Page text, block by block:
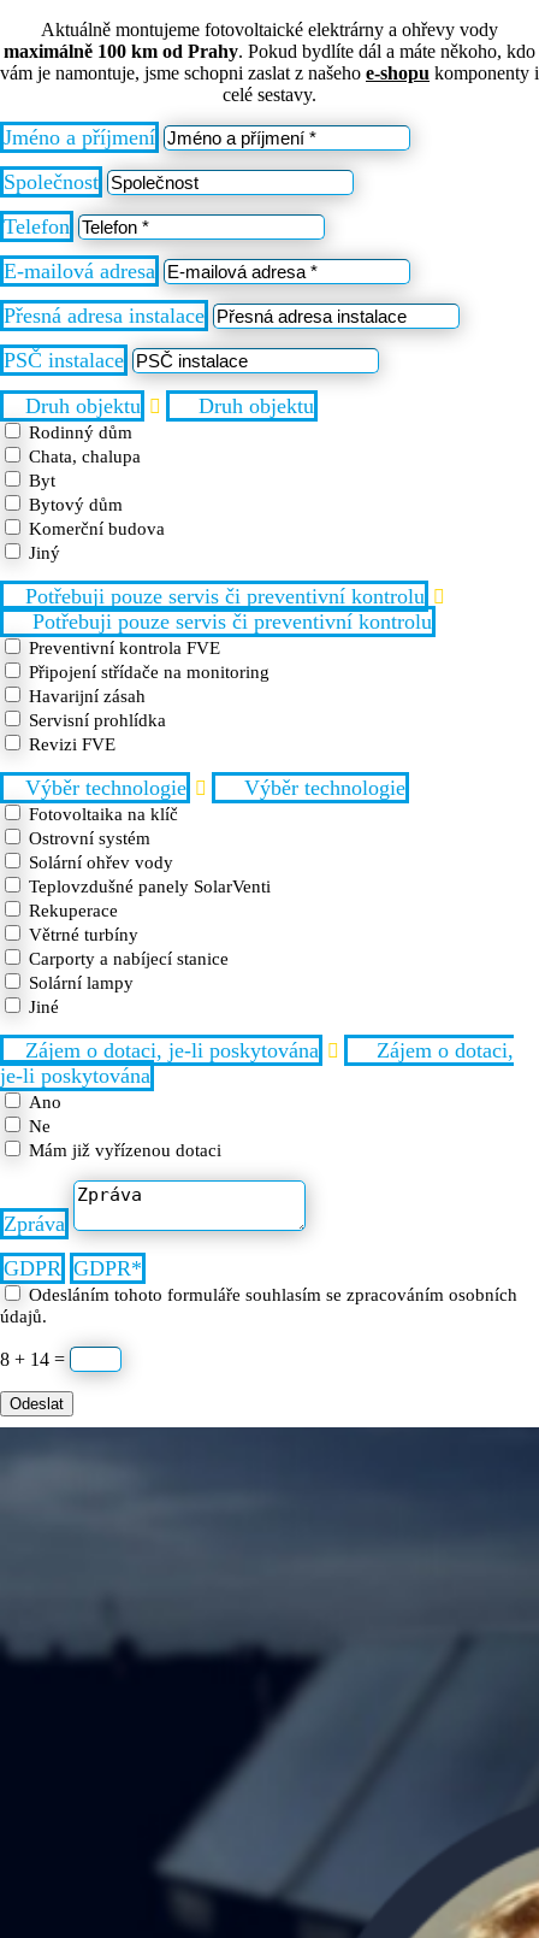
Aktuálně montujeme fotovoltaické elektrárny a ohřevy vody
maximálně 100 km od Prahy. Pokud bydlíte dál a máte někoho, kdo
vám je namontuje, jsme schopni zaslat z našeho e-shopu komponenty i
celé sestavy.
Jméno a příjmení
Společnost
Telefon
E-mailová adresa
Přesná adresa instalace
PSČ instalace
Druh objektu
Druh objektu
Rodinný dům
Chata, chalupa
Byt
Bytový dům
Komerční budova
Jiný
Potřebuji pouze servis či preventivní kontrolu
Potřebuji pouze servis či preventivní kontrolu
Preventivní kontrola FVE
Připojení střídače na monitoring
Havarijní zásah
Servisní prohlídka
Revizi FVE
Výběr technologie Výběr technologie
Fotovoltaika na klíč
Ostrovní systém
Solární ohřev vody
Teplovzdušné panely SolarVenti
Rekuperace
Větrné turbíny
Carporty a nabíjecí stanice
Solární lampy
Jiné
Zájem o dotaci, je-li poskytována
Zájem o dotaci,
je-li poskytována
Ano
Ne
Mám již vyřízenou dotaci
Zpráva
GDPR GDPR
Odesláním tohoto formuláře souhlasím se zpracováním osobních
údajů.
8 + 14 =
Odeslat